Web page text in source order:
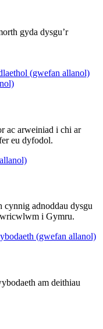
gyda dysgu’r
(gwefan allanol)
ac arweiniad i chi ar
eu dyfodol.
adnoddau dysgu
i Gymru.
(gwefan allanol)
am deithiau